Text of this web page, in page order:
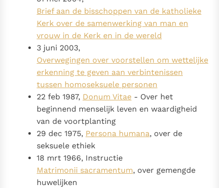
Brief aan de bisschoppen van de katholieke
Kerk over de samenwerking van man en
vrouw in de Kerk en in de wereld
3 juni 2003,
Overwegingen over voorstellen om wettelijke
erkenning te geven aan verbintenissen
tussen homoseksuele personen
22 feb 1987, Donum Vitae - Over het
beginnend menselijk leven en waardigheid
van de voortplanting
29 dec 1975, Persona humana, over de
seksuele ethiek
18 mrt 1966, Instructie
Matrimonii sacramentum, over gemengde
huwelijken